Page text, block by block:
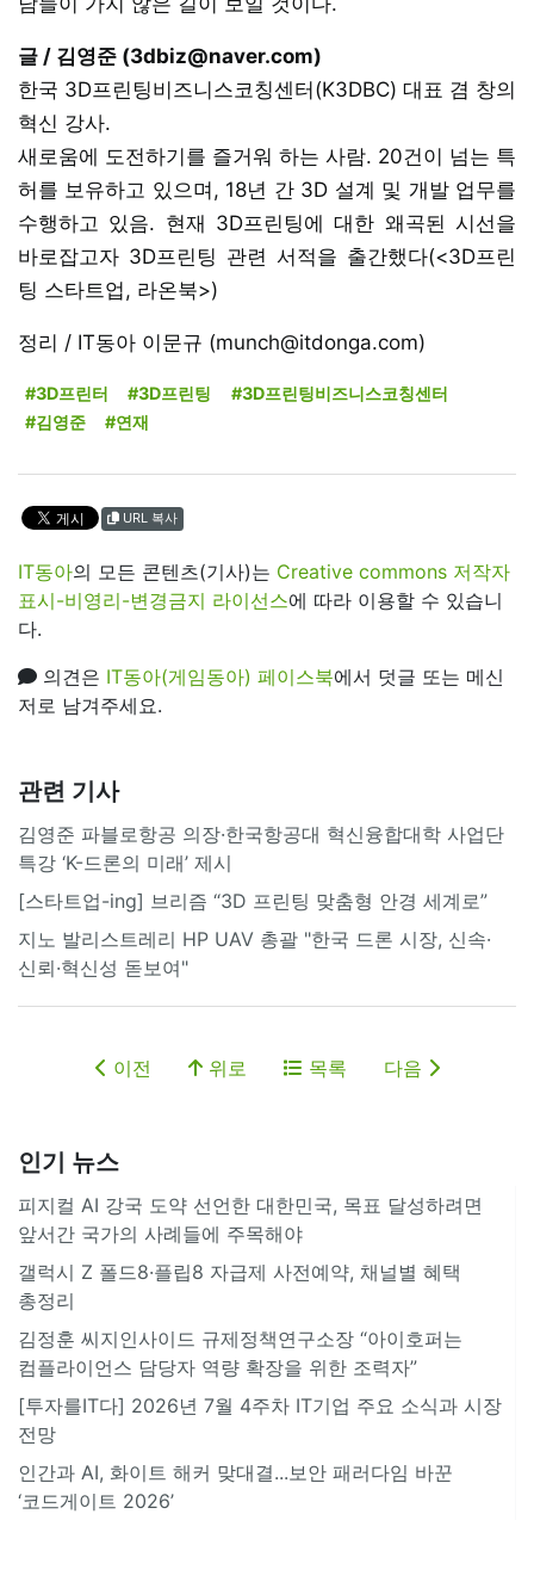
글 / 김영준 (3dbiz@naver.com)
한국 3D프린팅비즈니스코칭센터(K3DBC) 대표 겸 창의
혁신 강사.
새로움에 도전하기를 즐거워 하는 사람. 20건이 넘는 특
허를 보유하고 있으며, 18년 간 3D 설계 및 개발 업무를
수행하고 있음. 현재 3D프린팅에 대한 왜곡된 시선을
바로잡고자 3D프린팅 관련 서적을 출간했다(<3D프린
팅 스타트업, 라온북>)
정리 / IT동아 이문규 (munch@itdonga.com)
#3D프린터 #3D프린팅
#3D프린팅비즈니스코칭센터
#김영준
#연재
URL 복사
IT동아의 모든 콘텐츠(기사)는 Creative commons 저작자
표시-비영리-변경금지 라이선스에 따라 이용할 수 있습니
다.
의견은 IT동아(게임동아) 페이스북에서 덧글 또는 메신
저로 남겨주세요.
관련 기사
김영준 파블로항공 의장·한국항공대 혁신융합대학 사업단
특강 ‘K-드론의 미래’ 제시
[스타트업-ing] 브리즘 “3D 프린팅 맞춤형 안경 세계로”
지노 발리스트레리 HP UAV 총괄 "한국 드론 시장, 신속·
신뢰·혁신성 돋보여"
이전 위로 목록 다음
인기 뉴스
피지컬 AI 강국 도약 선언한 대한민국, 목표 달성하려면
앞서간 국가의 사례들에 주목해야
갤럭시 Z 폴드8·플립8 자급제 사전예약, 채널별 혜택
총정리
김정훈 씨지인사이드 규제정책연구소장 “아이호퍼는
컴플라이언스 담당자 역량 확장을 위한 조력자”
[투자를IT다] 2026년 7월 4주차 IT기업 주요 소식과 시장
전망
인간과 AI, 화이트 해커 맞대결...보안 패러다임 바꾼
‘코드게이트 2026’